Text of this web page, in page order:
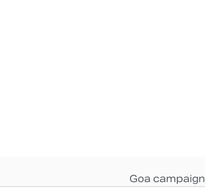
Goa campaign